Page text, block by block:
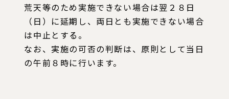
荒天等のため実施できない場合は翌２８日
（日）に延期し、両日とも実施できない場合
は中止とする。
なお、実施の可否の判断は、原則として当日
の午前８時に行います。